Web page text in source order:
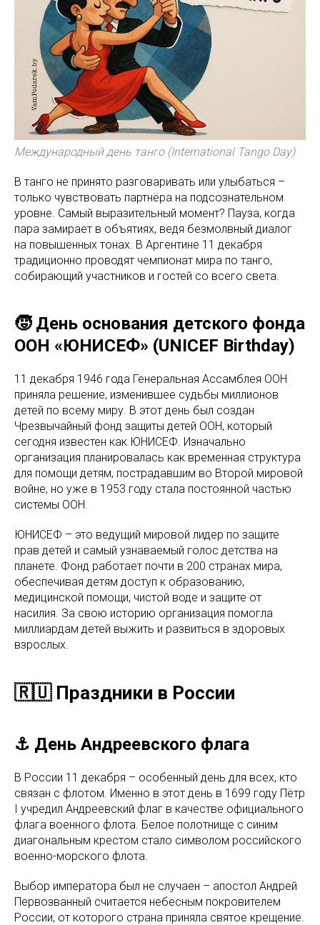
Международный день танго (International Tango Day)
В танго не принято разговаривать или улыбаться –
только чувствовать партнёра на подсознательном
уровне. Самый выразительный момент? Пауза, когда
пара замирает в объятиях, ведя безмолвный диалог
на повышенных тонах. В Аргентине 11 декабря
традиционно проводят чемпионат мира по танго,
собирающий участников и гостей со всего света.
🧒 День основания детского фонда
ООН «ЮНИСЕФ» (UNICEF Birthday)
11 декабря 1946 года Генеральная Ассамблея ООН
приняла решение, изменившее судьбы миллионов
детей по всему миру. В этот день был создан
Чрезвычайный фонд защиты детей ООН, который
сегодня известен как ЮНИСЕФ. Изначально
организация планировалась как временная структура
для помощи детям, пострадавшим во Второй мировой
войне, но уже в 1953 году стала постоянной частью
системы ООН.
ЮНИСЕФ – это ведущий мировой лидер по защите
прав детей и самый узнаваемый голос детства на
планете. Фонд работает почти в 200 странах мира,
обеспечивая детям доступ к образованию,
медицинской помощи, чистой воде и защите от
насилия. За свою историю организация помогла
миллиардам детей выжить и развиться в здоровых
взрослых.
🇷🇺 Праздники в России
⚓ День Андреевского флага
В России 11 декабря – особенный день для всех, кто
связан с флотом. Именно в этот день в 1699 году Пётр
I учредил Андреевский флаг в качестве официального
флага военного флота. Белое полотнище с синим
диагональным крестом стало символом российского
военно-морского флота.
Выбор императора был не случаен – апостол Андрей
Первозванный считается небесным покровителем
России, от которого страна приняла святое крещение.